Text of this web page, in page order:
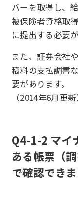
バーを取得し、
被保険者資格取
に提出する必要
また、証券会社
稿料の支払調書
要があります。
（2014年6月更新
Q4-1-2 マイ
ある帳票（
で確認できま